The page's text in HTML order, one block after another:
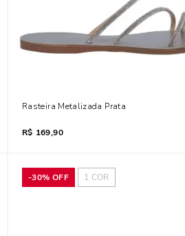
Rasteira Metalizada Prata
R$ 169,90
-30% OFF 1 COR